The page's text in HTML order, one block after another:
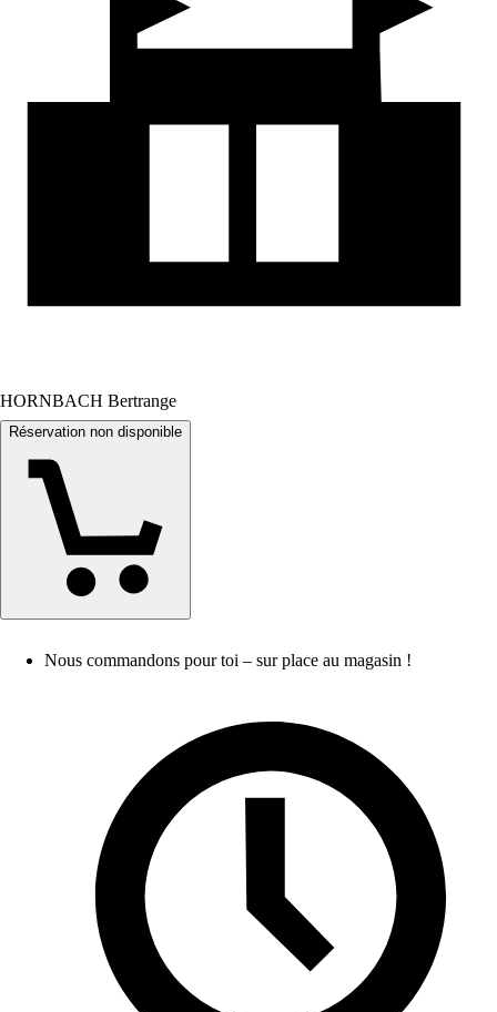
HORNBACH Bertrange
Réservation non disponible
Nous commandons pour toi – sur place au magasin !